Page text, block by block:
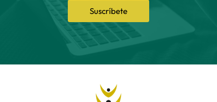
Suscríbete